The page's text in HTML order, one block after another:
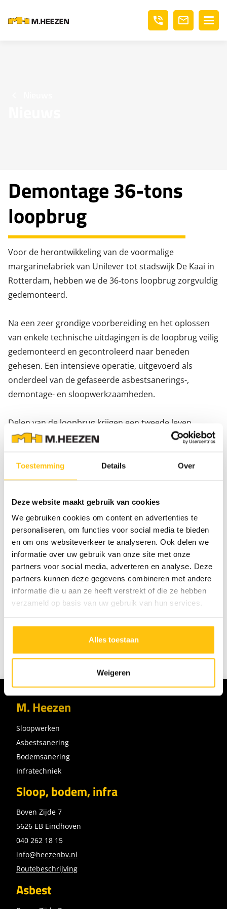
Toestemming Details Over
Deze website maakt gebruik van cookies
We gebruiken cookies om content en advertenties te
personaliseren, om functies voor social media te bieden
en om ons websiteverkeer te analyseren. Ook delen we
informatie over uw gebruik van onze site met onze
partners voor social media, adverteren en analyse. Deze
partners kunnen deze gegevens combineren met andere
informatie die u aan ze heeft verstrekt of die ze hebben
verzameld op basis van uw gebruik van hun services.
Alles toestaan
Weigeren
phone_in_talk mail_outline
Demontage 36-tons
loopbrug
Voor de herontwikkeling van de voormalige
margarinefabriek van Unilever tot stadswijk De Kaai in
Rotterdam, hebben we de 36-tons loopbrug zorgvuldig
gedemonteerd.
Na een zeer grondige voorbereiding en het oplossen
van enkele technische uitdagingen is de loopbrug veilig
gedemonteerd en gecontroleerd naar beneden
gehesen. Een intensieve operatie, uitgevoerd als
onderdeel van de gefaseerde asbestsanerings-,
demontage- en sloopwerkzaamheden.
Delen van de loopbrug krijgen een tweede leven
binnen de nieuwbouwplannen. Aansluitend zijn we
RVS-platen worden hergebruikt als gevelbeplating voor
het nieuwe pand.
Alle nieuwsberichten
M. Heezen
Sloopwerken
Asbestsanering
Bodemsanering
Infratechniek
Sloop, bodem, infra
Boven Zijde 7
5626 EB Eindhoven
040 262 18 15
info@heezenbv.nl
Routebeschrijving
Asbest